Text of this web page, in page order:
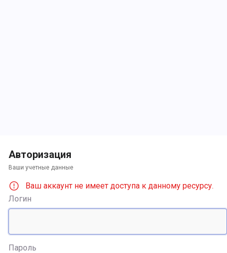
Авторизация
Ваши учетные данные
Ваш аккаунт не имеет доступа к данному ресурсу.
Логин
Пароль